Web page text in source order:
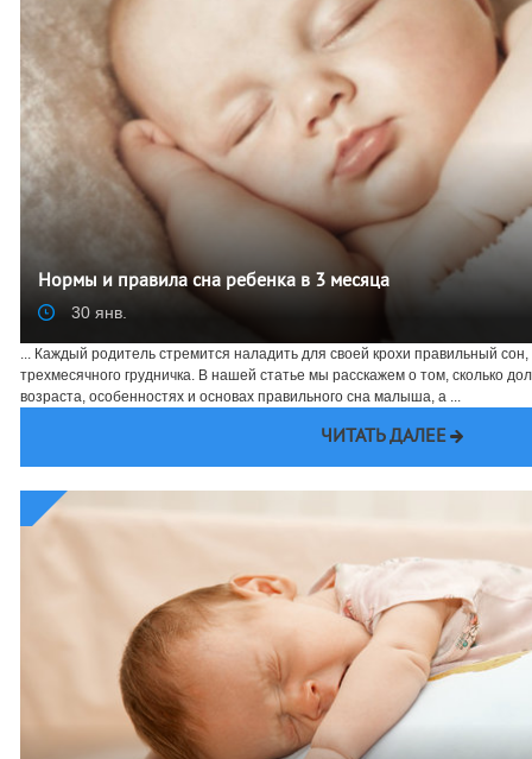
Нормы и правила сна ребенка в 3 месяца
30 янв.
... Каждый родитель стремится наладить для своей крохи правильный
трехмесячного грудничка. В нашей статье мы расскажем о том, сколько
возраста, особенностях и основах правильного сна малыша, а ...
ЧИТАТЬ ДАЛЕЕ